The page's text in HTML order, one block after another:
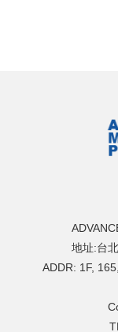
地址:台
ADDR: 1F,